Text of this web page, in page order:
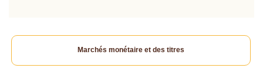
Marchés monétaire et des titres